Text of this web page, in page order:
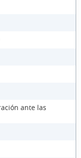
ante las